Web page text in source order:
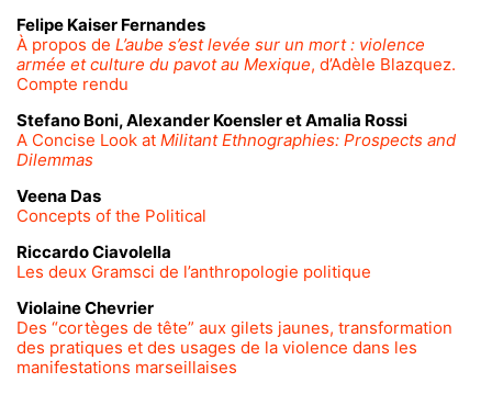
Felipe Kaiser Fernandes
À propos de L’aube s’est levée sur un mort : violence
armée et culture du pavot au Mexique, d’Adèle Blazquez.
Compte rendu
Stefano Boni,Alexander KoensleretAmalia Rossi
A Concise Look at Militant Ethnographies: Prospects and
Dilemmas
Veena Das
Concepts of the Political
RiccardoCiavolella
Les deux Gramsci de l’anthropologie politique
ViolaineChevrier
Des “cortèges de tête” aux gilets jaunes, transformation
des pratiques et des usages de la violence dans les
manifestations marseillaises